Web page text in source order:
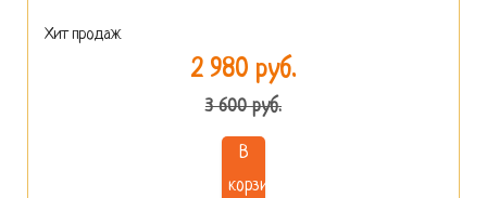
Хит продаж
2 980 руб.
3 600 руб.
В
корзину